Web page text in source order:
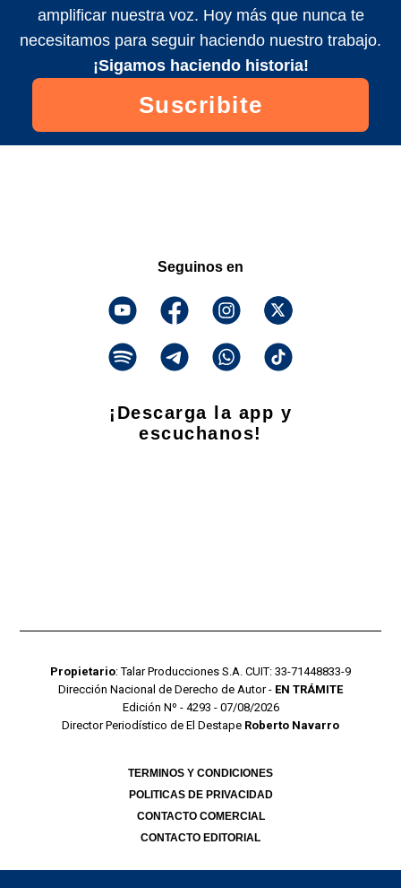
amplificar nuestra voz. Hoy más que nunca te
necesitamos para seguir haciendo nuestro trabajo.
¡Sigamos haciendo historia!
Suscribite
Seguinos en
¡Descarga la app y
escuchanos!
Propietario: Talar Producciones S.A. CUIT: 33-71448833-9
Dirección Nacional de Derecho de Autor - EN TRÁMITE
Edición Nº - 4293 - 07/08/2026
Director Periodístico de El Destape Roberto Navarro
TERMINOS Y CONDICIONES
POLITICAS DE PRIVACIDAD
CONTACTO COMERCIAL
CONTACTO EDITORIAL